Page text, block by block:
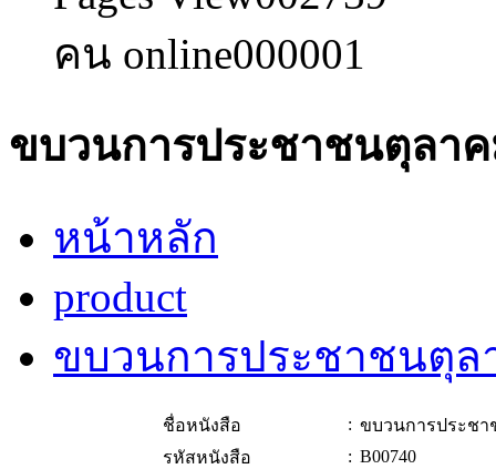
คน online000001
ขบวนการประชาชนตุลาค
หน้าหลัก
product
ขบวนการประชาชนตุล
ชื่อหนังสือ : ขบวนการประชา
รหัสหนังสือ
: B00740